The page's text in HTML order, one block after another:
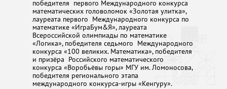
победителя первого Международного конкурса
математических головоломок «Золотая улитка»,
лауреата первого Международного конкурса по
математике «ИграБум&Я», лауреата
Всероссийской олимпиады по математике
«Логика», победителя седьмого Международного
конкурса «100 великих. Математика», победителя
и призёра Российского математического
конкурса «Воробьёвы горы» МГУ им. Ломоносова,
победителя регионального этапа
международного конкурса-игры «Кенгуру».